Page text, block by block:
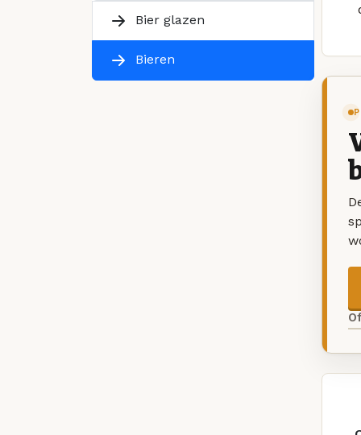
Bier glazen
Bieren